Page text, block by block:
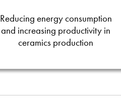
Reducing energy consumption
and increasing productivity in
ceramics production